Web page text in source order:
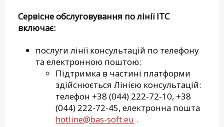
Сервісне обслуговування по лінії ІТС
включає:
послуги лінії консультацій по телефону
та електронною поштою:
Підтримка в частині платформи
здійснюється Лінією консультацій:
телефон +38 (044) 222-72-10, +38
(044) 222-72-45, електронна пошта
hotline@bas-soft.eu .